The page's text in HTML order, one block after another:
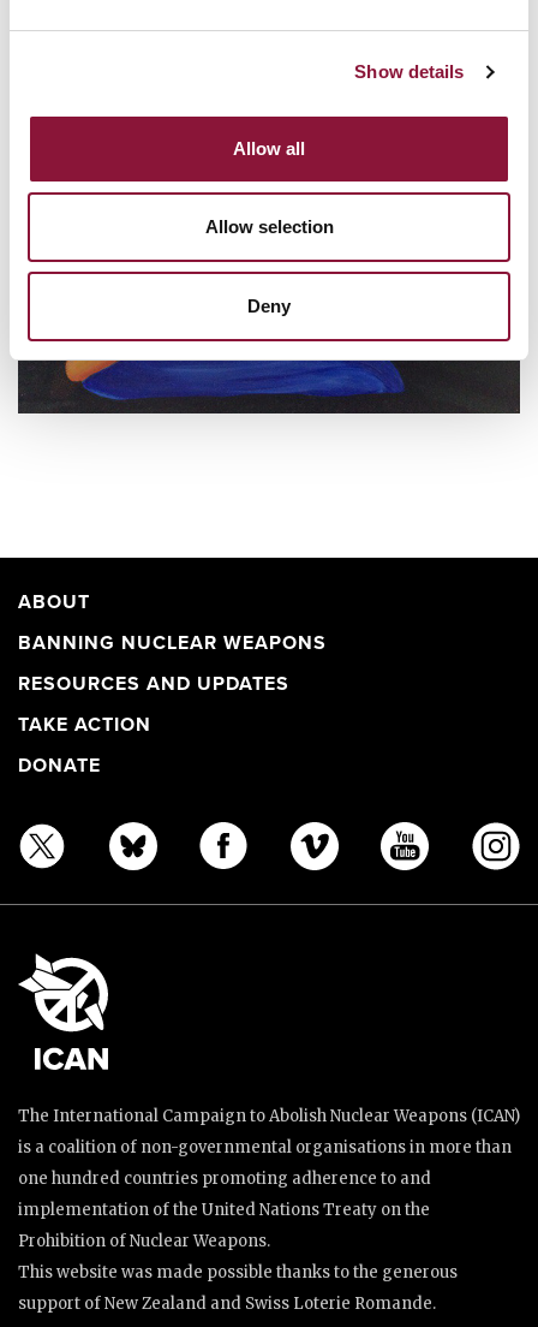
Show details
Allow all
Allow selection
Deny
ABOUT
BANNING NUCLEAR WEAPONS
RESOURCES AND UPDATES
TAKE ACTION
DONATE
The International Campaign to Abolish Nuclear Weapons (ICAN)
is a coalition of non-governmental organisations in more than
one hundred countries promoting adherence to and
implementation of the United Nations Treaty on the
Prohibition of Nuclear Weapons.
This website was made possible thanks to the generous
support of New Zealand and Swiss Loterie Romande.